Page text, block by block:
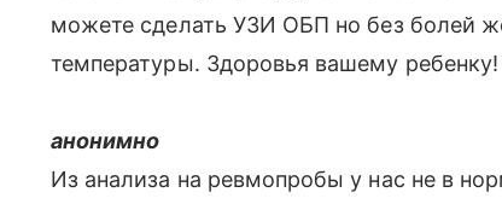
можете сделать УЗИ ОБП но без болей
температуры. Здоровья вашему ребенку!
анонимно
Из анализа на ревмопробы у нас не в